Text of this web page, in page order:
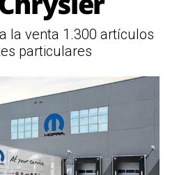
la venta 1.300 artículos
particulares